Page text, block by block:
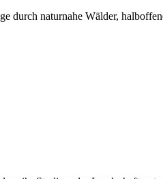
durch naturnahe Wälder,